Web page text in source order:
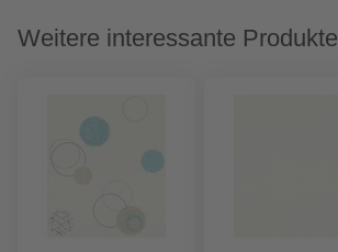
Weitere interessante Produkte